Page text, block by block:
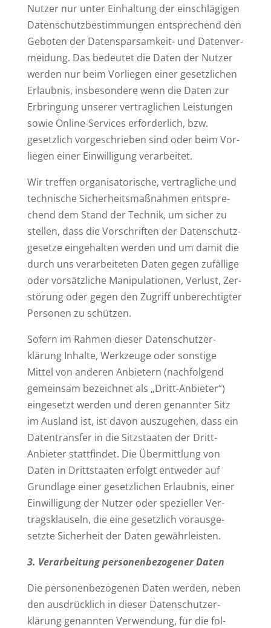
Nutzer nur unter Ein­haltung der ein­schlä­gigen
Daten­schutz­be­stim­mungen ent­spre­chend den
Geboten der Daten­spar­samkeit- und Daten­ver­
meidung. Das bedeutet die Daten der Nutzer
werden nur beim Vor­liegen einer gesetz­lichen
Erlaubnis, ins­be­sondere wenn die Daten zur
Erbringung unserer ver­trag­lichen Leis­tungen
sowie Online-Ser­vices erfor­derlich, bzw.
gesetzlich vor­ge­schrieben sind oder beim Vor­
liegen einer Ein­wil­ligung verarbeitet.
Wir treffen orga­ni­sa­to­rische, ver­trag­liche und
tech­nische Sicher­heits­maß­nahmen ent­spre­
chend dem Stand der Technik, um sicher zu
stellen, dass die Vor­schriften der Daten­schutz­
ge­setze ein­ge­halten werden und um damit die
durch uns ver­ar­bei­teten Daten gegen zufällige
oder vor­sätz­liche Mani­pu­la­tionen, Verlust, Zer­
störung oder gegen den Zugriff unbe­rech­tigter
Per­sonen zu schützen.
Sofern im Rahmen dieser Daten­schutz­er­
klärung Inhalte, Werk­zeuge oder sonstige
Mittel von anderen Anbietern (nach­folgend
gemeinsam bezeichnet als „Dritt-Anbieter“)
ein­ge­setzt werden und deren genannter Sitz
im Ausland ist, ist davon aus­zu­gehen, dass ein
Daten­transfer in die Sitz­staaten der Dritt-
Anbieter statt­findet. Die Über­mittlung von
Daten in Dritt­staaten erfolgt ent­weder auf
Grundlage einer gesetz­lichen Erlaubnis, einer
Ein­wil­ligung der Nutzer oder spe­zi­eller Ver­
trags­klauseln, die eine gesetzlich vor­aus­ge­
setzte Sicherheit der Daten gewährleisten.
3. Ver­ar­beitung per­so­nen­be­zo­gener Daten
Die per­so­nen­be­zo­genen Daten werden, neben
den aus­drücklich in dieser Daten­schutz­er­
klärung genannten Ver­wendung, für die fol­